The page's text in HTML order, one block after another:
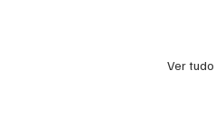
Ver tudo